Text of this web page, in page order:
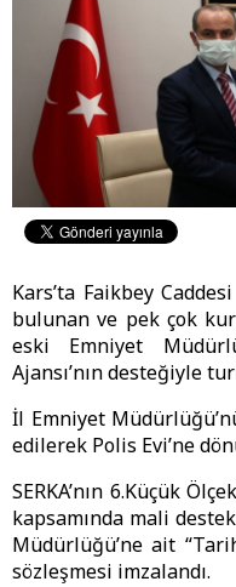
Kars’ta Faikbey
bulunan ve pek çok
eski Emniyet
Ajansı’nın desteğiyle
İl Emniyet
edilerek Polis Evi’ne
SERKA’nın 6.Küçük
kapsamında mali
Müdürlüğü’ne ait
sözleşmesi imzalandı.